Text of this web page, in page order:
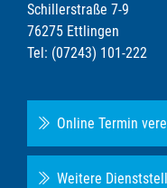
Schillerstraße 7-9
76275 Ettlingen
Tel: (07243) 101-222
Online Termin
Weitere